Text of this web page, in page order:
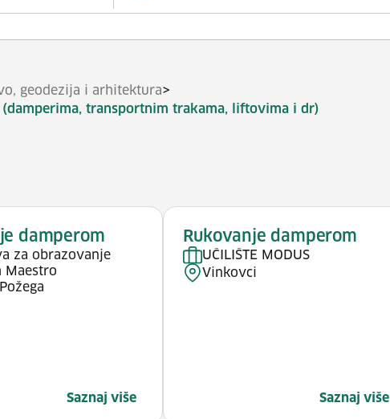
geodezija i arhitektura>
transportnim trakama, liftovima i dr)
damperom
za obrazovanje
Maestro
Saznaj više
Rukovanje damperom
UČILIŠTE MODUS
Vinkovci
Saznaj više